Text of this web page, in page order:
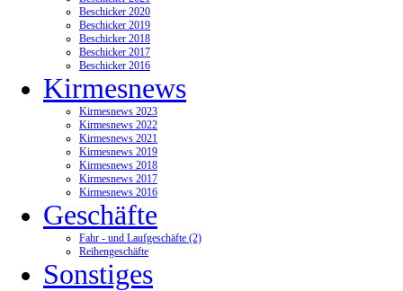
Beschicker 2020
Beschicker 2019
Beschicker 2018
Beschicker 2017
Beschicker 2016
Kirmesnews
Kirmesnews 2023
Kirmesnews 2022
Kirmesnews 2021
Kirmesnews 2019
Kirmesnews 2018
Kirmesnews 2017
Kirmesnews 2016
Geschäfte
Fahr - und Laufgeschäfte (2)
Reihengeschäfte
Sonstiges